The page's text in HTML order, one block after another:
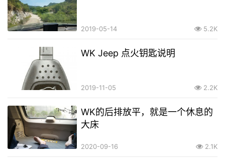
2019-05-14 5.2K
WK Jeep 点火钥匙说明
2019-11-05 2.2K
WK的后排放平，就是一个休息的
大床
2020-09-16 2.1K